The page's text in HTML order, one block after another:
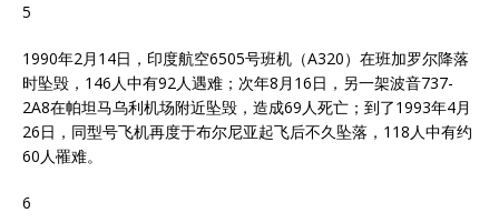
5
1990年2月14日，印度航空6505号班机（A320）在班加罗尔降落
时坠毁，146人中有92人遇难；次年8月16日，另一架波音737-
2A8在帕坦马乌利机场附近坠毁，造成69人死亡；到了1993年4月
26日，同型号飞机再度于布尔尼亚起飞后不久坠落，118人中有约
60人罹难。
6